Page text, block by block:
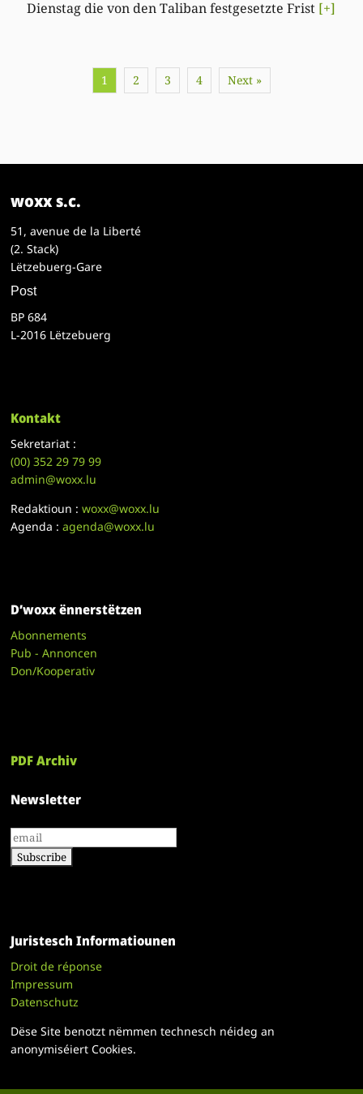
Dienstag die von den Taliban festgesetzte Frist [+]
1 2 3 4 Next »
woxx s.c.
51, avenue de la Liberté
(2. Stack)
Lëtzebuerg-Gare
Post
BP 684
L-2016 Lëtzebuerg
Kontakt
Sekretariat :
(00)352 29 79 99
admin@woxx.lu
Redaktioun :woxx@woxx.lu
Agenda :agenda@woxx.lu
D’woxx ënnerstëtzen
Abonnements
Pub - Annoncen
Don/Kooperativ
PDF Archiv
Newsletter
Juristesch Informatiounen
Droit de réponse
Impressum
Datenschutz
Dëse Site benotzt nëmmen technesch néideg an
anonymiséiert Cookies.